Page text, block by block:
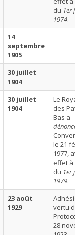
du 1er
1974.
14
septembre
1905
30 juillet
1904
30 juillet
1904
Le
des
Bas a
le 21
1977,
effet
du 1er
1979.
23 août
1929
vertu
28